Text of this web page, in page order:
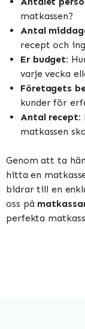
matkassen?
Antal
recept och
Er budget:
varje vecka
Företagets
kunder för
Antal recept:
matkassen
Genom att ta
hitta en
bidrar till en
oss på
perfekta